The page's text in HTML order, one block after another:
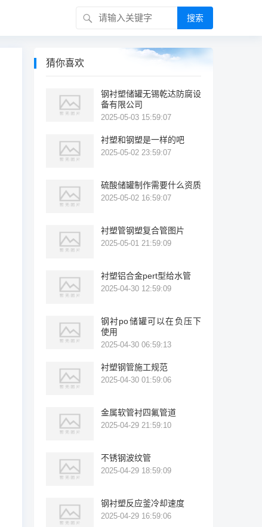
搜索
猜你喜欢
钢衬塑储罐无锡乾达防腐设
备有限公司
2025-05-03 15:59:07
衬塑和钢塑是一样的吧
2025-05-02 23:59:07
硫酸储罐制作需要什么资质
2025-05-02 16:59:07
衬塑管钢塑复合管图片
2025-05-01 21:59:09
衬塑铝合金pert型给水管
2025-04-30 12:59:09
钢衬po储罐可以在负压下
使用
2025-04-30 06:59:13
衬塑钢管施工规范
2025-04-30 01:59:06
金属软管衬四氟管道
2025-04-29 21:59:10
不锈钢波纹管
2025-04-29 18:59:09
钢衬塑反应釜冷却速度
2025-04-29 16:59:06